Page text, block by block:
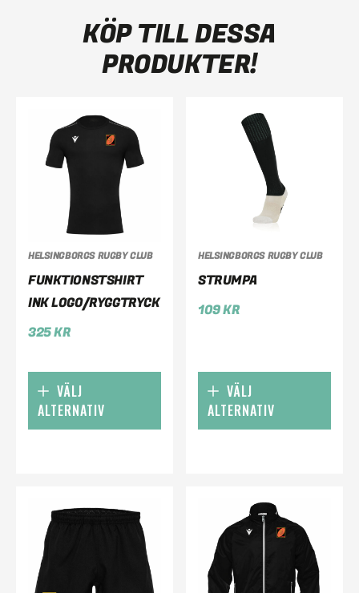
KÖP TILL DESSA
PRODUKTER!
HELSINGBORGS RUGBY CLUB
FUNKTIONSTSHIRT
INK LOGO/RYGGTRYCK
325KR
VÄLJ
ALTERNATIV
HELSINGBORGS RUGBY CLUB
STRUMPA
109KR
VÄLJ
ALTERNATIV